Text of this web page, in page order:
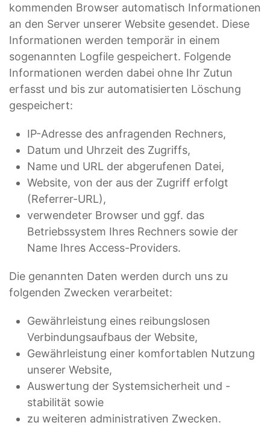
kommenden Browser automatisch Informationen
an den Server unserer Website gesendet. Diese
Informationen werden temporär in einem
sogenannten Logfile gespeichert. Folgende
Informationen werden dabei ohne Ihr Zutun
erfasst und bis zur automatisierten Löschung
gespeichert:
IP-Adresse des anfragenden Rechners,
Datum und Uhrzeit des Zugriffs,
Name und URL der abgerufenen Datei,
Website, von der aus der Zugriff erfolgt
(Referrer-URL),
verwendeter Browser und ggf. das
Betriebssystem Ihres Rechners sowie der
Name Ihres Access-Providers.
Die genannten Daten werden durch uns zu
folgenden Zwecken verarbeitet:
Gewährleistung eines reibungslosen
Verbindungsaufbaus der Website,
Gewährleistung einer komfortablen Nutzung
unserer Website,
Auswertung der Systemsicherheit und -
stabilität sowie
zu weiteren administrativen Zwecken.